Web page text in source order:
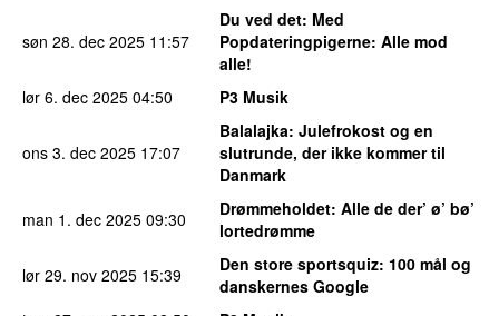
søn 28. dec 2025 11:57
Du ved det: Med
Popdateringpigerne: Alle mod
alle!
lør 6. dec 2025 04:50 P3 Musik
ons 3. dec 2025 17:07
Balalajka: Julefrokost og en
slutrunde, der ikke kommer til
Danmark
man 1. dec 2025 09:30 Drømmeholdet: Alle de der’ ø’ bø’
lortedrømme
lør 29. nov 2025 15:39 Den store sportsquiz: 100 mål og
danskernes Google